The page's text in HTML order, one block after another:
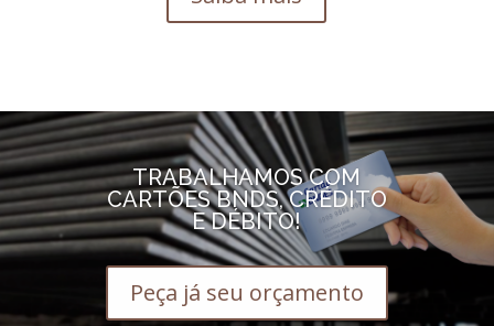
TRABALHAMOS COM
CARTÕES BNDS, CRÉDITO
E DÉBITO!
Peça já seu orçamento